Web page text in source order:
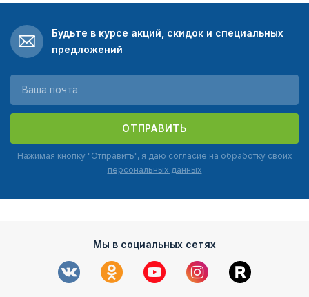
Будьте в курсе акций, скидок и специальных
предложений
ОТПРАВИТЬ
Нажимая кнопку "Отправить", я даю согласие на обработку своих
персональных данных
Мы в социальных сетях